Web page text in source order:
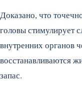
Доказано, что
головы стимулирует
внутренних органов
восстанавливаются
запас.